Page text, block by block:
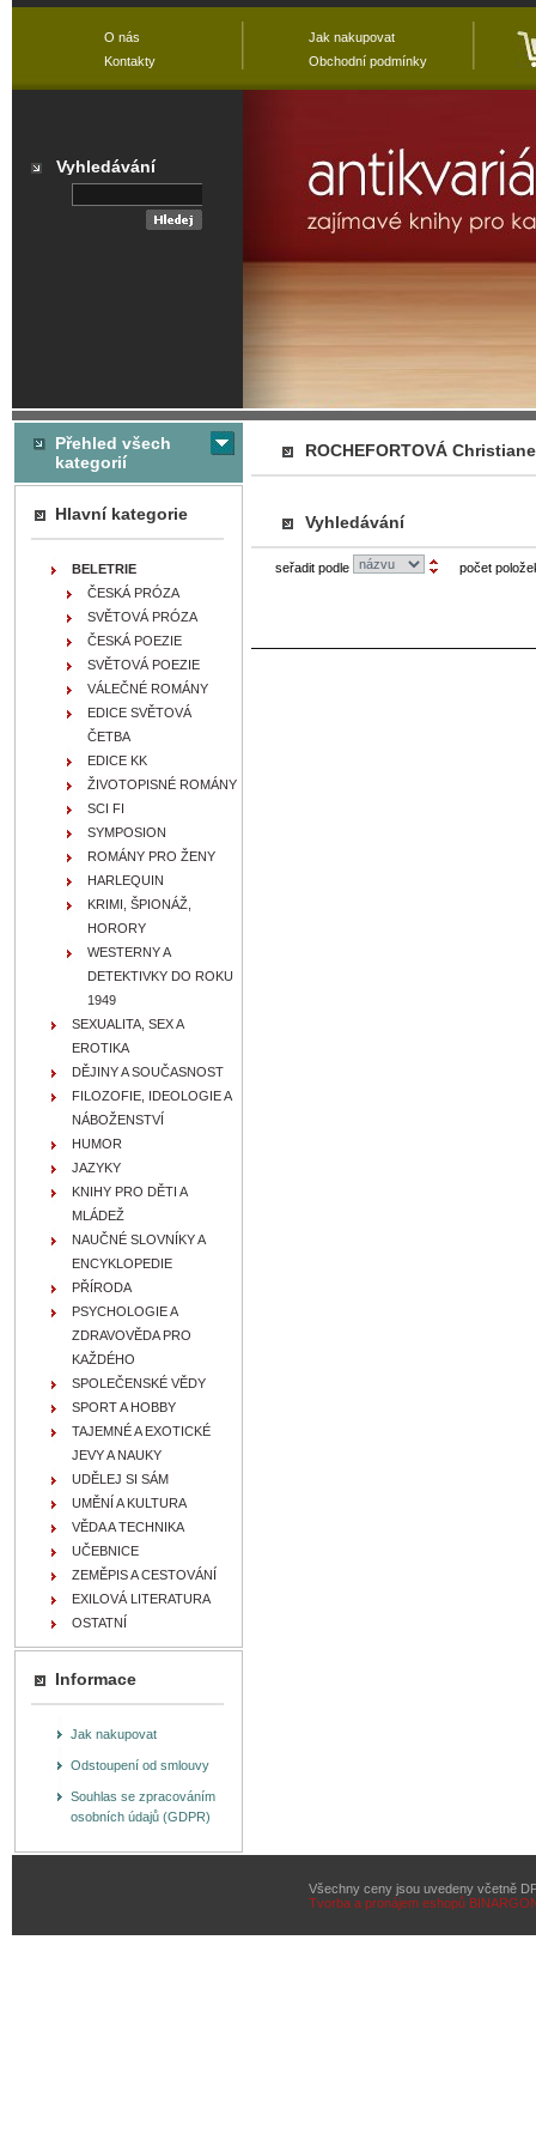
ROCHEFORTOVÁ Christiane
Vyhledávání
seřadit podle počet
Přehled všech
kategorií
Hlavní kategorie
BELETRIE
ČESKÁ PRÓZA
SVĚTOVÁ PRÓZA
ČESKÁ POEZIE
SVĚTOVÁ POEZIE
VÁLEČNÉ ROMÁNY
EDICE SVĚTOVÁ
ČETBA
EDICE KK
ŽIVOTOPISNÉ ROMÁNY
SCI FI
SYMPOSION
ROMÁNY PRO ŽENY
HARLEQUIN
KRIMI, ŠPIONÁŽ,
HORORY
WESTERNY A
DETEKTIVKY DO ROKU
1949
SEXUALITA, SEX A
EROTIKA
DĚJINY A SOUČASNOST
FILOZOFIE, IDEOLOGIE A
NÁBOŽENSTVÍ
HUMOR
JAZYKY
KNIHY PRO DĚTI A
MLÁDEŽ
NAUČNÉ SLOVNÍKY A
ENCYKLOPEDIE
PŘÍRODA
PSYCHOLOGIE A
ZDRAVOVĚDA PRO
KAŽDÉHO
SPOLEČENSKÉ VĚDY
SPORT A HOBBY
TAJEMNÉ A EXOTICKÉ
JEVY A NAUKY
UDĚLEJ SI SÁM
UMĚNÍ A KULTURA
VĚDA A TECHNIKA
UČEBNICE
ZEMĚPIS A CESTOVÁNÍ
EXILOVÁ LITERATURA
OSTATNÍ
Informace
Jak nakupovat
Odstoupení od smlouvy
Souhlas se zpracováním
osobních údajů (GDPR)
Všechny ceny jsou uvedeny včetně
Tvorba a pronájem eshopů
O nás
Kontakty
Jak nakupovat
Obchodní podmínky
Vyhledávání